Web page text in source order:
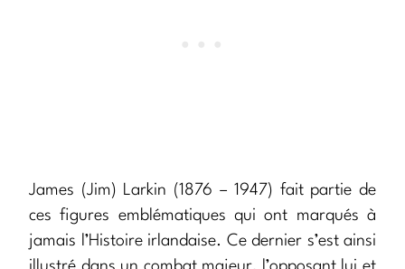
James (Jim) Larkin (1876 – 1947) fait partie de
ces figures emblématiques qui ont marqués à
jamais l’Histoire irlandaise. Ce dernier s’est ainsi